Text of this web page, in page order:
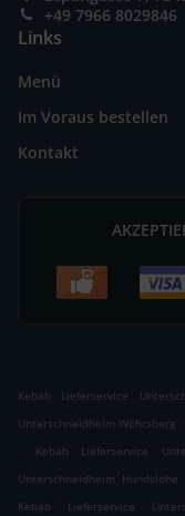
+49 7966 8029846
Links
Menü
Im Voraus bestellen
Kontakt
Kebab Lieferservice
Unterschneidheim Wöhrsberg .
.
Kebab Lieferservice
Unterschneidheim Hundslohe
Kebab Lieferservice